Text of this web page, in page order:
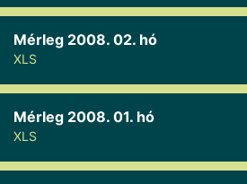
Mérleg 2008. 02. hó
XLS
Mérleg 2008. 01. hó
XLS